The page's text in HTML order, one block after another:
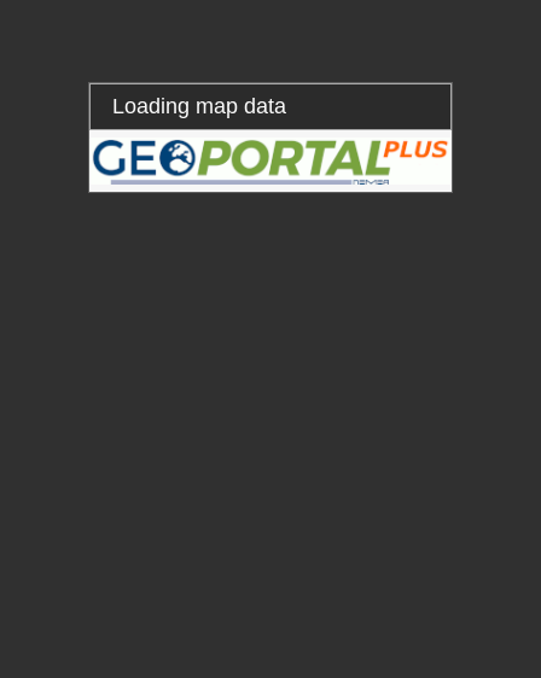
Loading map data